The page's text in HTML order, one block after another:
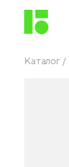
Каталог